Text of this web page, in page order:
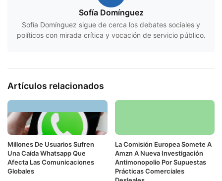
Sofía Domínguez
Sofía Domínguez sigue de cerca los debates sociales y
políticos con mirada crítica y vocación de servicio público.
Artículos relacionados
Millones De Usuarios Sufren
Una Caída Whatsapp Que
Afecta Las Comunicaciones
Globales
La Comisión Europea Somete A
Amzn A Nueva Investigación
Antimonopolio Por Supuestas
Prácticas Comerciales